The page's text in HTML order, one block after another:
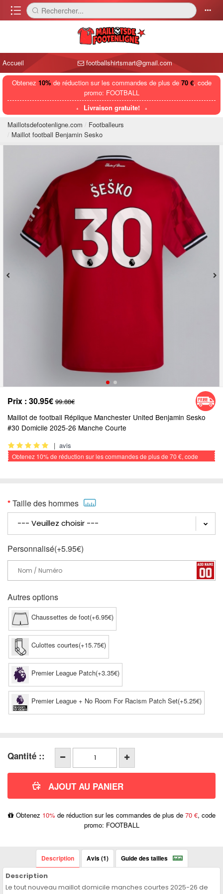
󰈍 󰅼 Rechercher... 󰄒
Accueil footballshirtsmart@gmail.com
Obtenez 10%de réduction sur les commandes de plus de 70 €, code
promo: FOOTBALL
Livraison gratuite!
Maillotsdefootenligne.com
Footballeurs
Maillot football Benjamin Sesko
Prix : 30.95€ 99.88€
Maillot de football Réplique Manchester United Benjamin Sesko
#30 Domicile 2025-26 Manche Courte
| avis
Obtenez 10%de réduction sur les commandes de plus de 70 €, code
Taille des hommes
Personnalisé(+5.95€)
Autres options
Chaussettes de foot(+6.95€)
Culottes courtes(+15.75€)
Premier League Patch(+3.35€)
Premier League + No Room For Racism Patch Set(+5.25€)
Qantité ::
Obtenez 10% de réduction sur les commandes de plus de 70 €, code
promo: FOOTBALL
Description Avis (1) Guide des tailles
Description
Le tout nouveau maillot domicile manches courtes 2025-26 de